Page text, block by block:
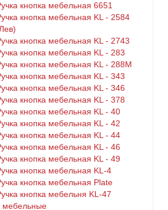
кнопка мебельная 6651
кнопка мебельная KL - 2584
кнопка мебельная KL - 2743
кнопка мебельная KL - 283
кнопка мебельная KL - 288M
кнопка мебельная KL - 343
кнопка мебельная KL - 346
кнопка мебельная KL - 378
кнопка мебельная KL - 40
кнопка мебельная KL - 42
кнопка мебельная KL - 44
кнопка мебельная KL - 46
кнопка мебельная KL - 49
кнопка мебельная KL-4
кнопка мебельная Plate
кнопка мебельня KL-47
мебельные